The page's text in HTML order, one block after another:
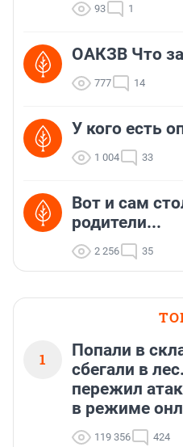
93 1
ОАКЗВ Что за
777 14
У кого есть
1 004 33
Вот и сам
родители...
2 256 35
1
Попали в
сбегали в
пережил
в режиме
119 356 424